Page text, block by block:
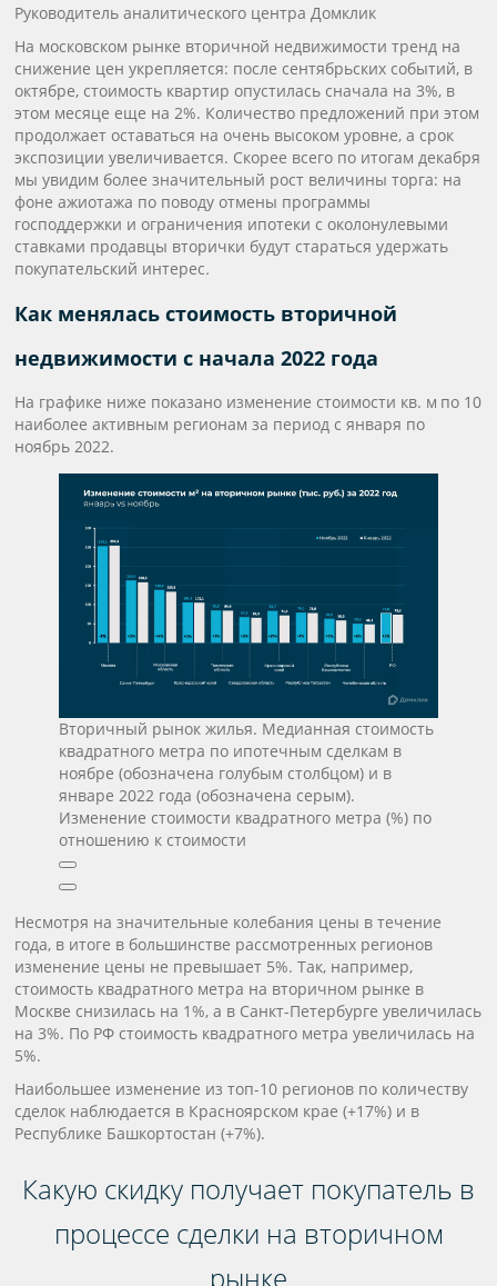
Руководитель аналитического центра Домклик
На московском рынке вторичной недвижимости тренд на
снижение цен укрепляется: после сентябрьских событий, в
октябре, стоимость квартир опустилась сначала на 3%, в
этом месяце еще на 2%. Количество предложений при этом
продолжает оставаться на очень высоком уровне, а срок
экспозиции увеличивается. Скорее всего по итогам декабря
мы увидим более значительный рост величины торга: на
фоне ажиотажа по поводу отмены программы
господдержки и ограничения ипотеки с околонулевыми
ставками продавцы вторички будут стараться удержать
покупательский интерес.
Как менялась стоимость вторичной
недвижимости c начала 2022 года
На графике ниже показано изменение стоимости кв. м по 10
наиболее активным регионам за период с января по
ноябрь 2022.
Вторичный рынок жилья. Медианная стоимость
квадратного метра по ипотечным сделкам в
ноябре (обозначена голубым столбцом) и в
январе 2022 года (обозначена серым).
Изменение стоимости квадратного метра (%) по
отношению к стоимости
Несмотря на значительные колебания цены в течение
года, в итоге в большинстве рассмотренных регионов
изменение цены не превышает 5%. Так, например,
стоимость квадратного метра на вторичном рынке в
Москве снизилась на 1%, а в Санкт-Петербурге увеличилась
на 3%. По РФ стоимость квадратного метра увеличилась на
5%.
Наибольшее изменение из топ-10 регионов по количеству
сделок наблюдается в Красноярском крае (+17%) и в
Республике Башкортостан (+7%).
Какую скидку получает покупатель в
процессе сделки на вторичном
рынке